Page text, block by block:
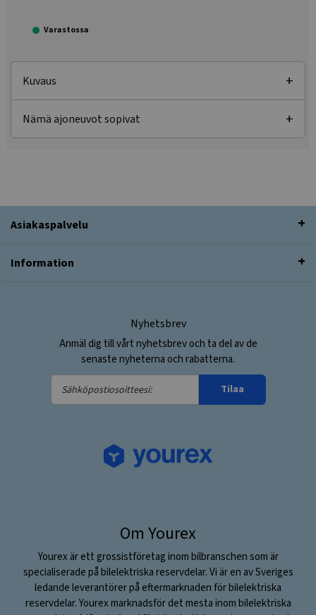
Varastossa
Kuvaus
Nämä ajoneuvot sopivat
Asiakaspalvelu
Information
Nyhetsbrev
Anmäl dig till vårt nyhetsbrev och ta del av de
senaste nyheterna och rabatterna.
Sähköpostiosoitteesi:
Tilaa
Om Yourex
Yourex är ett grossistföretag inom bilbranschen som är
specialiserade på bilelektriska reservdelar. Vi är en av Sveriges
ledande leverantörer på eftermarknaden för bilelektriska
reservdelar. Yourex marknadsför det mesta inom bilelektriska